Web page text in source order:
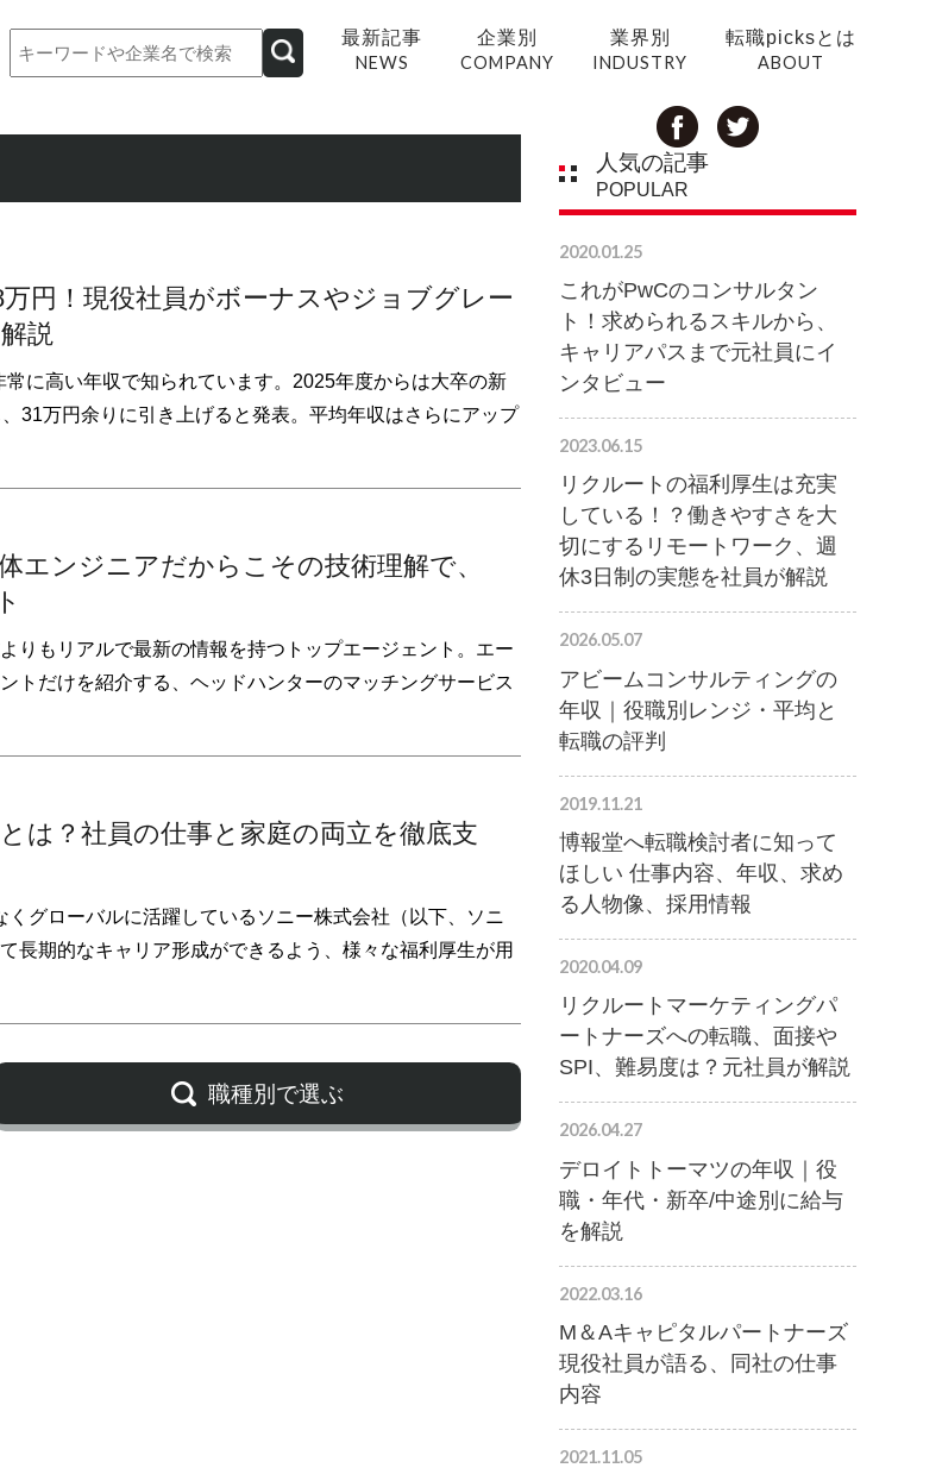
最新記事
NEWS
企業別
COMPANY
業界別
INDUSTRY
転職picksとは
ABOUT
円！現役社員がボーナスやジョブグレー
説
に高い年収で知られています。2025年度からは大卒の新
31万円余りに引き上げると発表。平均年収はさらにアップ
エンジニアだからこその技術理解で、
りもリアルで最新の情報を持つトップエージェント。エー
トだけを紹介する、ヘッドハンターのマッチングサービス
は？社員の仕事と家庭の両立を徹底支
グローバルに活躍しているソニー株式会社（以下、ソニ
長期的なキャリア形成ができるよう、様々な福利厚生が用
職種別で選ぶ
人気の記事
POPULAR
2020.01.25
これがPwCのコンサルタン
ト！求められるスキルから、
キャリアパスまで元社員にイ
ンタビュー
2023.06.15
リクルートの福利厚生は充実
している！？働きやすさを大
切にするリモートワーク、週
休3日制の実態を社員が解説
2026.05.07
アビームコンサルティングの
年収｜役職別レンジ・平均と
転職の評判
2019.11.21
博報堂へ転職検討者に知って
ほしい 仕事内容、年収、求め
る人物像、採用情報
2020.04.09
リクルートマーケティングパ
ートナーズへの転職、面接や
SPI、難易度は？元社員が解説
2026.04.27
デロイトトーマツの年収｜役
職・年代・新卒/中途別に給与
を解説
2022.03.16
M＆Aキャピタルパートナーズ
現役社員が語る、同社の仕事
内容
2021.11.05